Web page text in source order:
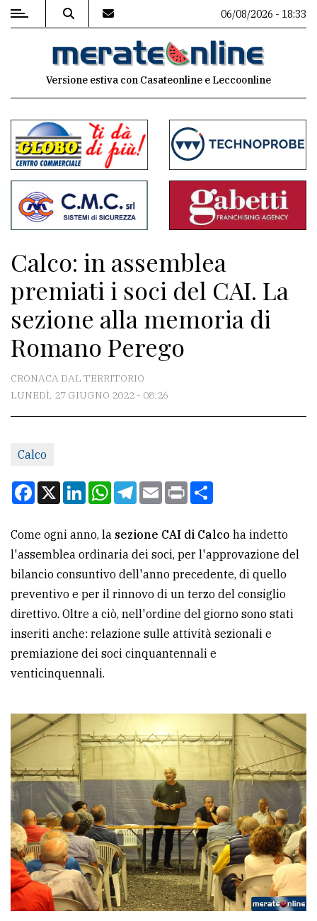
MENU
commenti
Contenuti
del
sito
Associazioni
Meteo
CONTATTI
La
redazione
Per
tua
CERCA
Cerca
per
comune
Ricerca
avanzata
LE
ALTRE
TESTATE
PRIVACY
Privacy
policy
06/08/2026 - 18:33
Versione estiva con Casateonline e Leccoonline
Calco: in assemblea
premiati i soci del CAI. La
sezione alla memoria di
Romano Perego
CRONACA DAL TERRITORIO
LUNEDÌ, 27 GIUGNO 2022 - 08:26
Calco
Facebook
X LinkedInWhatsApp
Telegram
EmailPrint
Come ogni anno, la sezione CAI di Calco ha indetto
l'assemblea ordinaria dei soci, per l'approvazione del
bilancio consuntivo dell'anno precedente, di quello
preventivo e per il rinnovo di un terzo del consiglio
direttivo. Oltre a ciò, nell'ordine del giorno sono stati
inseriti anche: relazione sulle attività sezionali e
premiazione dei soci cinquantennali e
venticinquennali.